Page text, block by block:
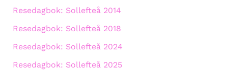
Resedagbok: Sollefteå 2014
Resedagbok: Sollefteå 2018
Resedagbok: Sollefteå 2024
Resedagbok: Sollefteå 2025